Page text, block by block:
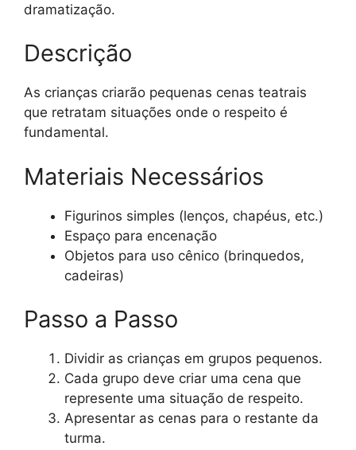
dramatização.
Descrição
As crianças criarão pequenas cenas teatrais
que retratam situações onde o respeito é
fundamental.
Materiais Necessários
Figurinos simples (lenços, chapéus, etc.)
Espaço para encenação
Objetos para uso cênico (brinquedos,
cadeiras)
Passo a Passo
Dividir as crianças em grupos pequenos.
Cada grupo deve criar uma cena que
represente uma situação de respeito.
Apresentar as cenas para o restante da
turma.